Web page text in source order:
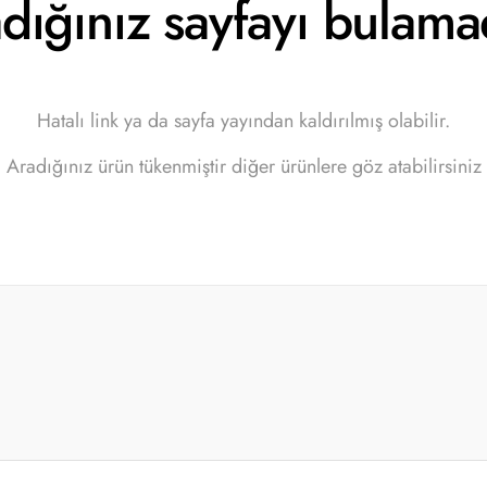
sayfayı
Hatalı link ya da sayfa yayından kaldırılmış olabilir.
Aradığınız ürün tükenmiştir diğer ürünlere göz atabilirsiniz